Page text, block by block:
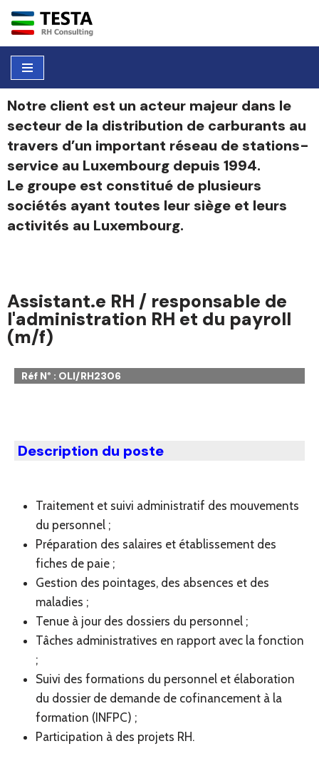
Aller
au
contenu
Notre client est un acteur majeur dans le
secteur de la distribution de carburants au
travers d’un important réseau de stations-
service au Luxembourg depuis 1994.
Le groupe est constitué de plusieurs
sociétés ayant toutes leur siège et leurs
activités au Luxembourg.
Assistant.e RH / responsable de
l'administration RH et du payroll
(m/f)
Réf N° : OLI/RH2306
Description du poste
Traitement et suivi administratif des mouvements
du personnel ;
Préparation des salaires et établissement des
fiches de paie ;
Gestion des pointages, des absences et des
maladies ;
Tenue à jour des dossiers du personnel ;
Tâches administratives en rapport avec la fonction
;
Suivi des formations du personnel et élaboration
du dossier de demande de cofinancement à la
formation (INFPC) ;
Participation à des projets RH.